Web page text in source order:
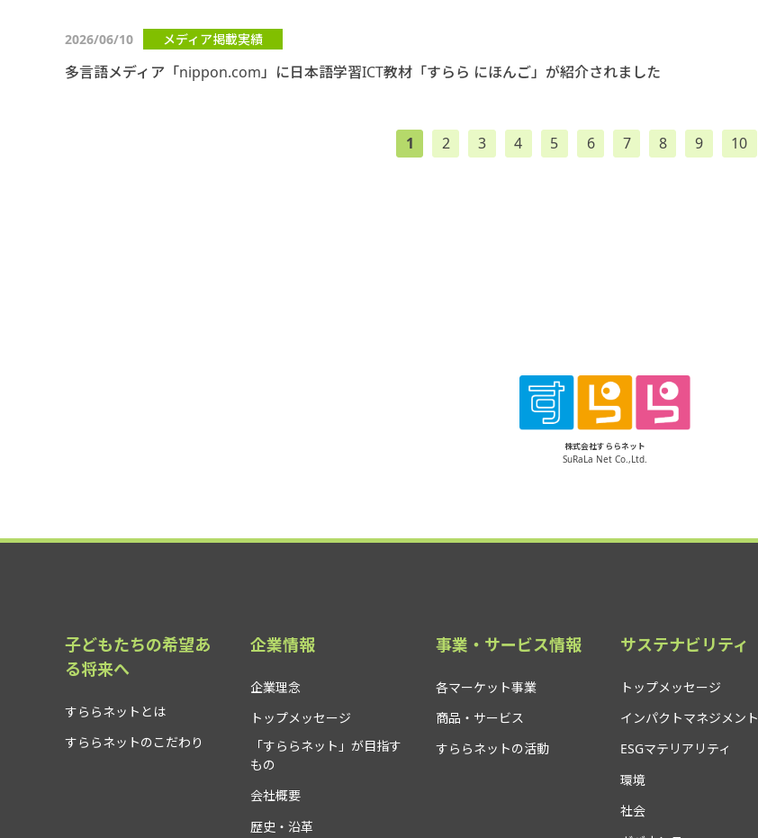
2026/06/10 メディア掲載実績
多言語メディア「nippon.com」に日本語学習ICT教材「すらら にほんご」が紹介されました
1 2 3 4 5 6 7 8 9 10
株式会社すららネット
SuRaLa Net Co.,Ltd.
子どもたちの希望あ
る将来へ
すららネットとは
すららネットのこだわり
企業情報
企業理念
トップメッセージ
「すららネット」が目指す
もの
会社概要
歴史・沿革
事業・サービス情報
各マーケット事業
商品・サービス
すららネットの活動
サステナビリティ
トップメッセージ
インパクトマネジメント
ESGマテリアリティ
環境
社会